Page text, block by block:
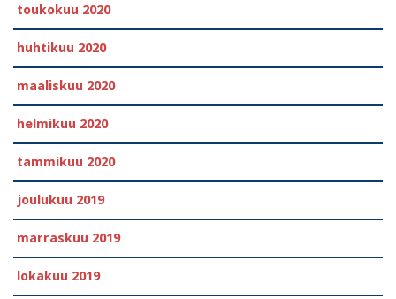
toukokuu 2020
huhtikuu 2020
maaliskuu 2020
helmikuu 2020
tammikuu 2020
joulukuu 2019
marraskuu 2019
lokakuu 2019